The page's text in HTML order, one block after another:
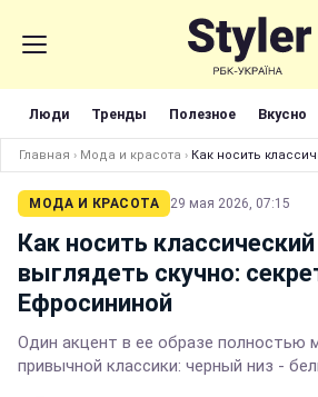
Люди Тренды Полезное Вкусно
Главная › Мода и красота › Как носить
МОДА И КРАСОТА 29 мая 2026, 07:15
Как носить
выглядеть скучно:
Ефросининой
Один акцент в ее образе полностью
привычной классики: черный низ -